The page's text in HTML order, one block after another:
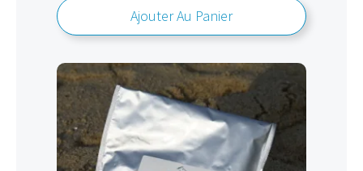
Ajouter Au Panier